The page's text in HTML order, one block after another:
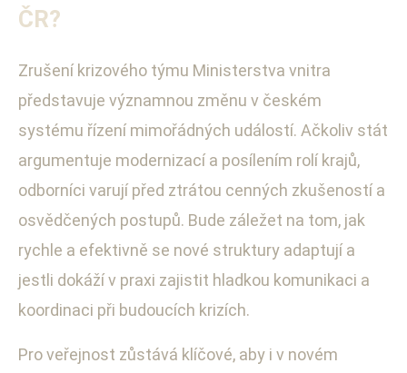
ČR?
Zrušení krizového týmu Ministerstva vnitra
představuje významnou změnu v českém
systému řízení mimořádných událostí. Ačkoliv stát
argumentuje modernizací a posílením rolí krajů,
odborníci varují před ztrátou cenných zkušeností a
osvědčených postupů. Bude záležet na tom, jak
rychle a efektivně se nové struktury adaptují a
jestli dokáží v praxi zajistit hladkou komunikaci a
koordinaci při budoucích krizích.
Pro veřejnost zůstává klíčové, aby i v novém